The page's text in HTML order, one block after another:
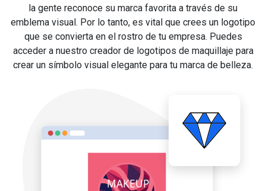
la gente reconoce su marca favorita a través de su
emblema visual. Por lo tanto, es vital que crees un logotipo
que se convierta en el rostro de tu empresa. Puedes
acceder a nuestro creador de logotipos de maquillaje para
crear un símbolo visual elegante para tu marca de belleza.